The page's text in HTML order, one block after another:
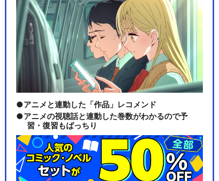
アニメと連動した「作品」レコメンド
アニメの視聴話と連動した巻数がわかるので予
習・復習もばっちり